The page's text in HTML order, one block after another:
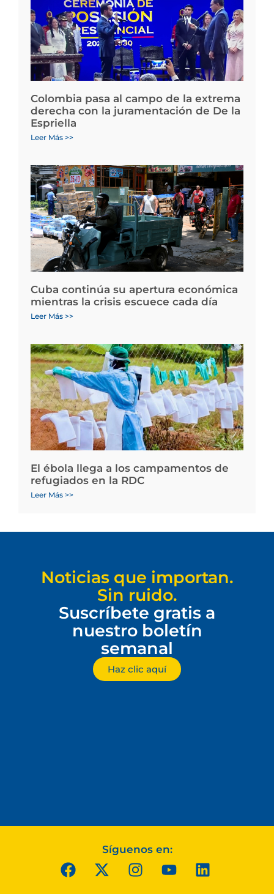
Colombia pasa al campo de la extrema
derecha con la juramentación de De la
Espriella
Leer Más >>
Cuba continúa su apertura económica
mientras la crisis escuece cada día
Leer Más >>
El ébola llega a los campamentos de
refugiados en la RDC
Leer Más >>
Noticias que importan.
Sin ruido.
Suscríbete gratis a
nuestro boletín
semanal
Haz clic aquí
Síguenos en: